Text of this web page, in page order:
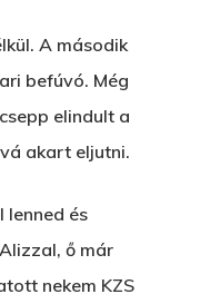
A második
befúvó. Még
elindult a
akart eljutni.
lenned és
ő már
nekem KZS
Egy Hitelt, Ödön?
ELMENT A VILLAMOS
EGY BANKOT, ÖDÖN?
GYERE VELEM
KÖNYVESBOLTBA,